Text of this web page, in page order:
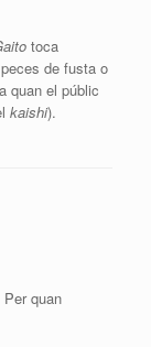
toca
de fusta o
quan el públic
kaishi).
quan